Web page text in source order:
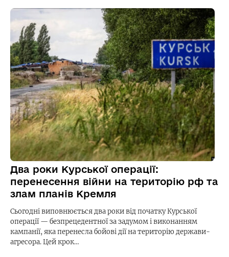
Два роки Курської операції:
перенесення війни на територію рф та
злам планів Кремля
Сьогодні виповнюється два роки від початку Курської
операції — безпрецедентної за задумом і виконанням
кампанії, яка перенесла бойові дії на територію держави-
агресора. Цей крок…